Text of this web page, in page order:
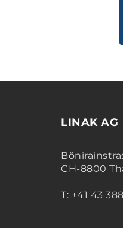
LINAK AG
CH-8800
T: +41 43